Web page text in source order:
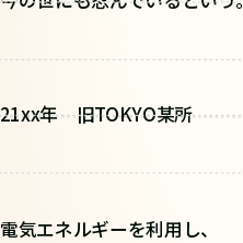
――21xx年 旧TOKYO某所
電気エネルギーを利用し、